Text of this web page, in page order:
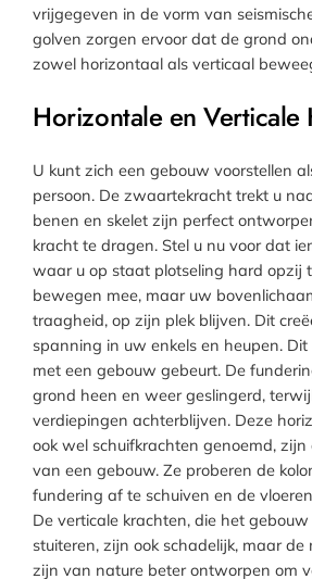
vrijgegeven in de vorm van
golven zorgen ervoor dat de grond
zowel horizontaal als verticaal
Horizontale en Verticale
U kunt zich een gebouw voorstellen
persoon. De zwaartekracht trekt u
benen en skelet zijn perfect
kracht te dragen. Stel u nu voor dat
waar u op staat plotseling hard opzij
bewegen mee, maar uw
traagheid, op zijn plek blijven. Dit
spanning in uw enkels en heupen.
met een gebouw gebeurt. De
grond heen en weer geslingerd,
verdiepingen achterblijven. Deze
ook wel schuifkrachten genoemd,
van een gebouw. Ze proberen de
fundering af te schuiven en de
De verticale krachten, die het
stuiteren, zijn ook schadelijk, maar
zijn van nature beter ontworpen om